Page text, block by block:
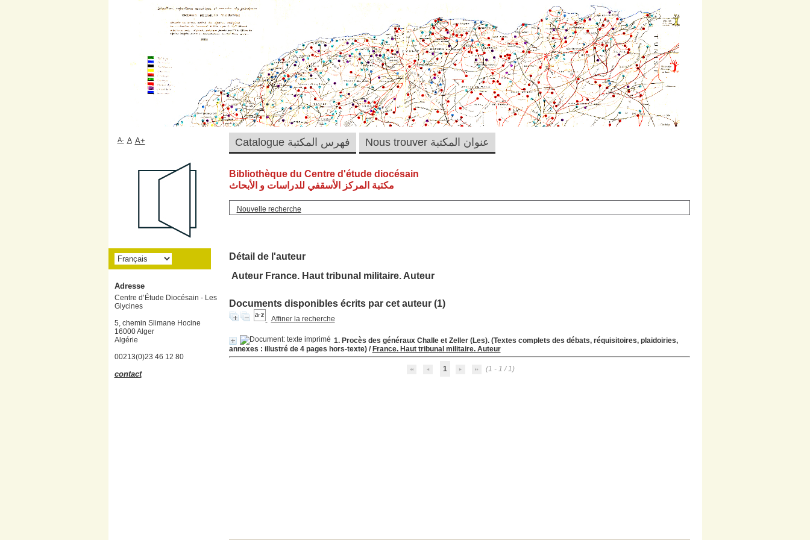
Bibliothèque du Centre d'étude diocésain
مكتبة المركز الأسقفي للدراسات و الأبحاث
Nouvelle recherche
Détail de l'auteur
Auteur France. Haut tribunal militaire. Auteur
Documents disponibles écrits par cet auteur (1)
Affiner la recherche
1. Procès des généraux Challe et Zeller (Les). (Textes complets des débats, réquisitoires, plaidoiries,
annexes : illustré de 4 pages hors-texte)/ France. Haut tribunal militaire. Auteur
1 (1 - 1 / 1)
Catalogue فهرس المكتبة Nous trouver عنوان المكتبة A- A A+
Adresse
Centre d’Étude Diocésain - Les
Glycines
5, chemin Slimane Hocine
16000 Alger
Algérie
00213(0)23 46 12 80
contact